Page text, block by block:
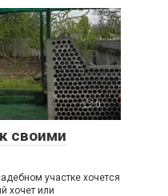
0
своими
участке хочется
хочет или